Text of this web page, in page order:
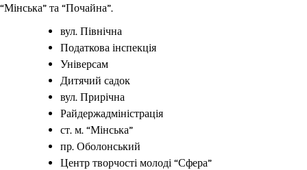
“Мінська” та “Почайна”.
вул. Північна
Податкова інспекція
Універсам
Дитячий садок
вул. Прирічна
Райдержадміністрація
ст. м. “Мінська”
пр. Оболонський
Центр творчості молоді “Сфера”